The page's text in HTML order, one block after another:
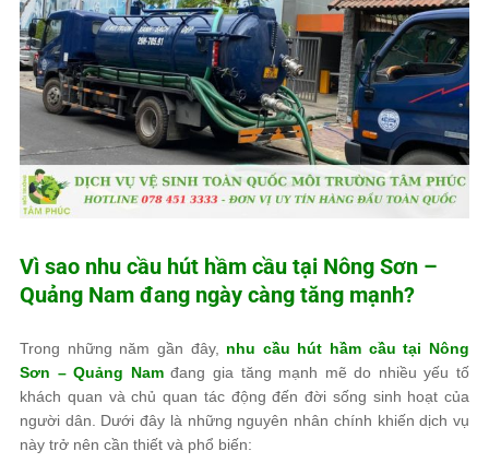
Vì sao nhu cầu hút hầm cầu tại Nông Sơn –
Quảng Nam đang ngày càng tăng mạnh?
Trong những năm gần đây, nhu cầu hút hầm cầu tại Nông
Sơn – Quảng Namđang gia tăng mạnh mẽ do nhiều yếu tố
khách quan và chủ quan tác động đến đời sống sinh hoạt của
người dân. Dưới đây là những nguyên nhân chính khiến dịch vụ
này trở nên cần thiết và phổ biến: